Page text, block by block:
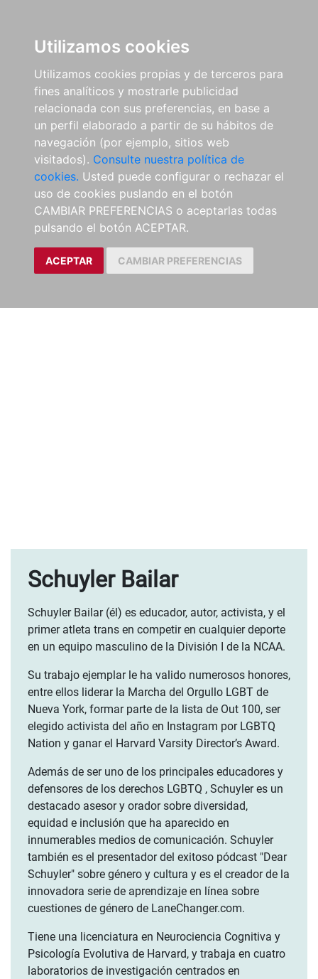
Utilizamos cookies
Utilizamos cookies propias y de terceros para
fines analíticos y mostrarle publicidad
relacionada con sus preferencias, en base a
un perfil elaborado a partir de su hábitos de
navegación (por ejemplo, sitios web
visitados). Consulte nuestra política de
cookies. Usted puede configurar o rechazar el
uso de cookies puslando en el botón
CAMBIAR PREFERENCIAS o aceptarlas todas
pulsando el botón ACEPTAR.
ACEPTAR CAMBIAR PREFERENCIAS
Schuyler Bailar
Schuyler Bailar (él) es educador, autor, activista, y el
primer atleta trans en competir en cualquier deporte
en un equipo masculino de la División I de la NCAA.
Su trabajo ejemplar le ha valido numerosos honores,
entre ellos liderar la Marcha del Orgullo LGBT de
Nueva York, formar parte de la lista de Out 100, ser
elegido activista del año en Instagram por LGBTQ
Nation y ganar el Harvard Varsity Director’s Award.
Además de ser uno de los principales educadores y
defensores de los derechos LGBTQ , Schuyler es un
destacado asesor y orador sobre diversidad,
equidad e inclusión que ha aparecido en
innumerables medios de comunicación. Schuyler
también es el presentador del exitoso pódcast "Dear
Schuyler" sobre género y cultura y es el creador de la
innovadora serie de aprendizaje en línea sobre
cuestiones de género de LaneChanger.com.
Tiene una licenciatura en Neurociencia Cognitiva y
Psicología Evolutiva de Harvard, y trabaja en cuatro
laboratorios de investigación centrados en